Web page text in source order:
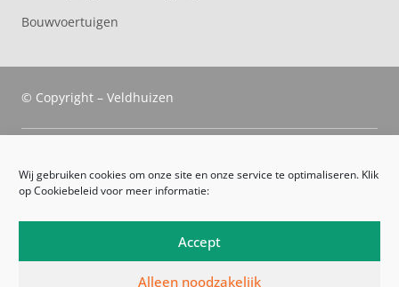
Wij gebruiken cookies om onze site en onze service te optimaliseren. Klik
op Cookiebeleid voor meer informatie:
Accept
Alleen noodzakelijk
Bouwvoertuigen
© Copyright – Veldhuizen
Route
Algemene voorwaarden